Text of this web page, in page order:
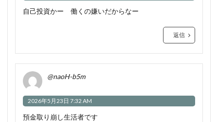
自己投資かー 働くの嫌いだからなー
返信
@naoH-b5m
2026年5月23日 7:32 AM
預金取り崩し生活者です